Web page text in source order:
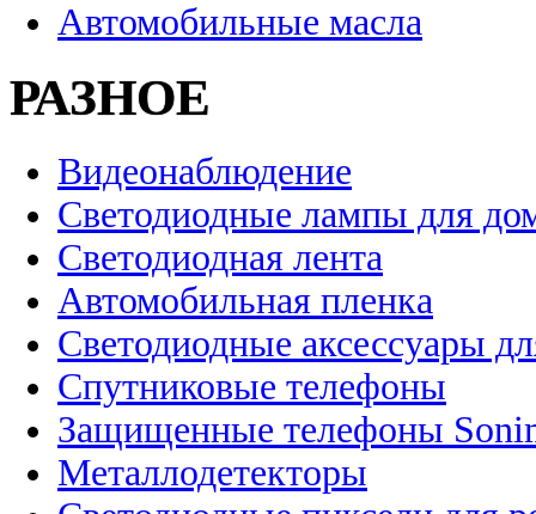
Автомобильные масла
РАЗНОЕ
Видеонаблюдение
Светодиодные лампы для
Светодиодная лента
Автомобильная пленка
Светодиодные аксессуары
Спутниковые телефоны
Защищенные телефоны
Металлодетекторы